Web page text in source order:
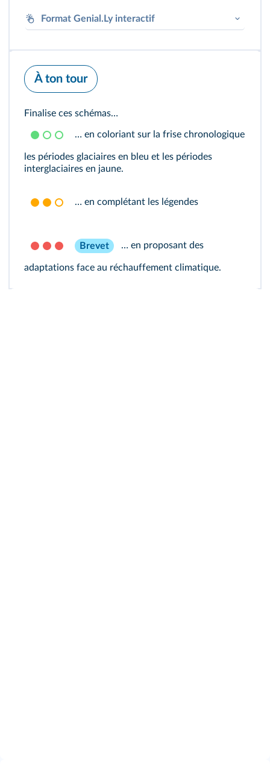
Format Genial.Ly interactif
Genially
Accéder au module
À ton tour
Finalise ces schémas…
… en coloriant sur la frise chronologique
les périodes glaciaires en bleu et les périodes
interglaciaires en jaune.
… en complétant les légendes
Brevet … en proposant des
adaptations face au réchauffement climatique.